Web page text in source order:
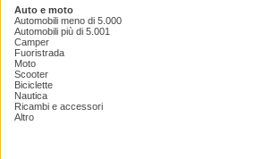
Auto e moto
Automobili meno di 5.000
Automobili più di 5.001
Camper
Fuoristrada
Moto
Scooter
Biciclette
Nautica
Ricambi e accessori
Altro